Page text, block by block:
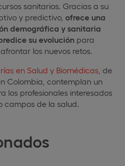
sanitarios. Gracias a su
y predictivo, ofrece una
demográfica y sanitaria
su evolución para
los nuevos retos.
en Salud y Biomédicas , de
Colombia, contemplan un
los profesionales interesados
campos de la salud.